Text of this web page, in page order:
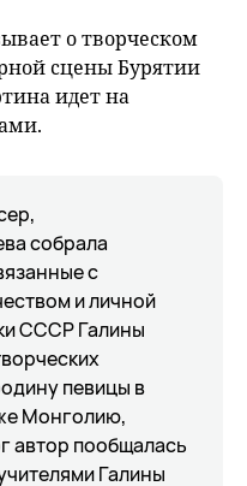
о творческом
сцены Бурятии
идет на
собрала
с
и личной
СССР Галины
певицы в
Монголию,
автор пообщалась
Галины